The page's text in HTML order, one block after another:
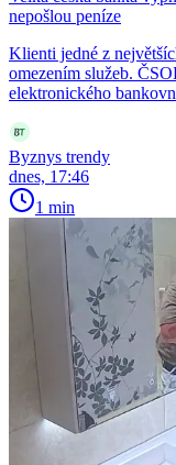
nepošlou peníze
Klienti jedné z
omezením služeb.
elektronického
Byznys trendy
dnes, 17:46
1 min